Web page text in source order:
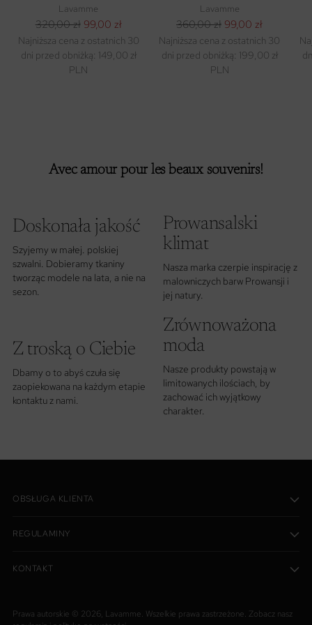
NO. 4 LAIT
Lavamme
Cena
regularna
320,00 zł 99,00 zł
Najniższa cena z ostatnich 30
dni przed obniżką: 149,00 zł
NOIR
Lavamme
Cena
regularna
360,00 zł 99,00 zł
Najniższa cena z ostatnich 30
dni przed obniżką: 199,00 zł
Avec amour pour les beaux souvenirs!
Doskonała jakość
Szyjemy w małej. polskiej
szwalni. Dobieramy tkaniny
tworząc modele na lata, a nie na
Prowansalski
klimat
Nasza marka czerpie inspirację z
malowniczych barw Prowansji i
Z troską o Ciebie
Dbamy o to abyś czuła się
zaopiekowana na każdym etapie
Zrównoważona
moda
Nasze produkty powstają w
limitowanych ilościach, by
zachować ich wyjątkowy